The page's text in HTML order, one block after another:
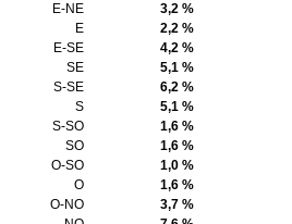
E-NE
3,2 %
E
2,2 %
E-SE
4,2 %
SE
5,1 %
S-SE
6,2 %
S
5,1 %
S-SO
1,6 %
SO
1,6 %
O-SO
1,0 %
O
1,6 %
O-NO
3,7 %